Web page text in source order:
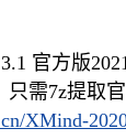
官方版
需7z提取
XMind-